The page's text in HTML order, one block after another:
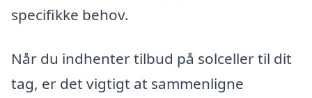
specifikke behov.
Når du indhenter tilbud på solceller til dit
tag, er det vigtigt at sammenligne